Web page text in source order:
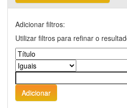
Adicionar filtros:
Utilizar filtros para refinar o